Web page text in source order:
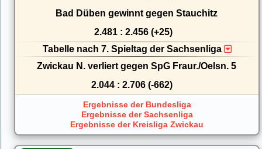
Bad Düben gewinnt gegen Stauchitz
2.481 : 2.456 (+25)
Tabelle nach 7. Spieltag der Sachsenliga
Zwickau N. verliert gegen SpG Fraur./Oelsn. 5
2.044 : 2.706 (-662)
Ergebnisse der Bundesliga
Ergebnisse der Sachsenliga
Ergebnisse der Kreisliga Zwickau